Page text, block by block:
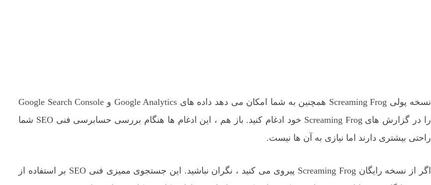
نسخه پولی Screaming Frog همچنین به شما امکان می دهد داده های Google Analytics و Google Search Console
را در گزارش های Screaming Frog خود ادغام کنید. باز هم ، این ادغام ها هنگام بررسی حسابرسی فنی SEO شما
راحتی بیشتری دارند اما نیازی به آن ها نیست.
اگر از نسخه رایگان Screaming Frog پیروی می کنید ، نگران نباشید. این جستجوی ممیزی فنی SEO بر استفاده از